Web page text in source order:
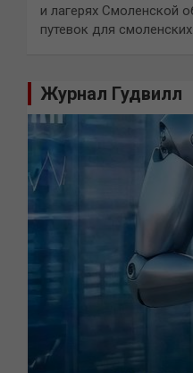
и лагерях Смоленской
путевок для
Журнал Гудвилл